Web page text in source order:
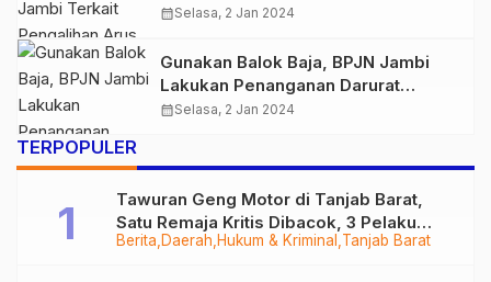
Perbaikan Jembatan Tamiai Proses
calendar_monthSelasa, 2 Jan 2024
Gunakan Balok Baja, BPJN Jambi
Lakukan Penanganan Darurat
Jembatan Tamiai Alami Kerusakan
calendar_monthSelasa, 2 Jan 2024
TERPOPULER
Berita Daerah Hukum & Kriminal Tanjab Barat
Tawuran Geng Motor di Tanjab Barat,
Satu Remaja Kritis Dibacok, 3 Pelaku
Ditangkap